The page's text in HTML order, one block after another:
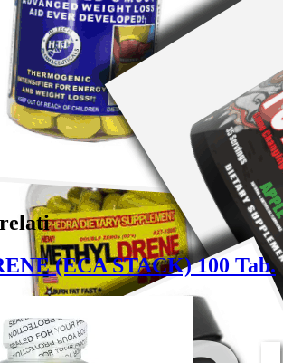
(ECA STACK) 100 Tab.